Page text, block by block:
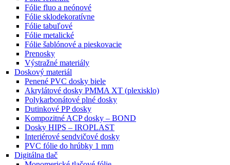
Fólie fluo a neónové
Fólie sklodekoratívne
Fólie tabuľové
Fólie metalické
Fólie šablónové a pieskovacie
Prenosky
Výstražné materiály
Doskový materiál
Penené PVC dosky biele
Akrylátové dosky PMMA XT (plexisklo)
Polykarbonátové plné dosky
Dutinkové PP dosky
Kompozitné ACP dosky – BOND
Dosky HIPS – IROPLAST
Interiérové sendvičové dosky
PVC fólie do hrúbky 1 mm
Digitálna tlač